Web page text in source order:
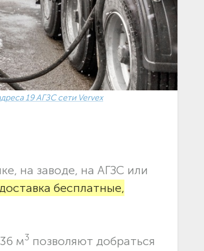
19 АГЗС сети Vervex
на заводе, на АГЗС или
бесплатные,
м3 позволяют добраться